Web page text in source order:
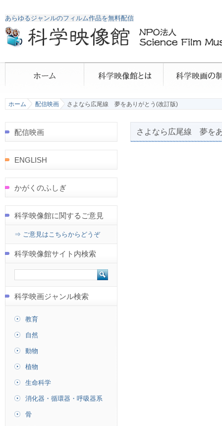
あらゆるジャンルのフィルム作品を無料配信
ホーム 配信映画 さよなら広尾線 夢をありがとう(改訂版)
さよなら広尾線 夢を
配信映画
ENGLISH
かがくのふしぎ
科学映像館に関するご意見
⇒ ご意見はこちらからどうぞ
科学映像館サイト内検索
科学映画ジャンル検索
教育
自然
動物
植物
生命科学
消化器・循環器・呼吸器系
骨